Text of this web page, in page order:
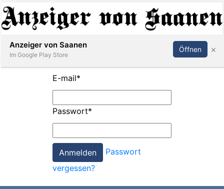
Abonnieren Anmelden
E-mail*
Passwort*
Passwort
vergessen?
Anzeiger von Saanen
Im Google Play Store
Öffnen ×